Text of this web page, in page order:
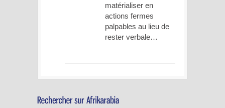
matérialiser en
actions fermes
palpables au lieu de
rester verbale…